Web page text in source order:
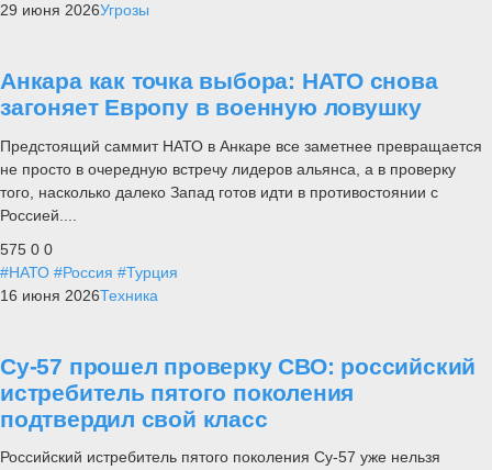
29 июня 2026Угрозы
Анкара как точка выбора: НАТО снова
загоняет Европу в военную ловушку
Предстоящий саммит НАТО в Анкаре все заметнее превращается
не просто в очередную встречу лидеров альянса, а в проверку
того, насколько далеко Запад готов идти в противостоянии с
Россией....
575 0 0
#НАТО #Россия #Турция
16 июня 2026Техника
Су-57 прошел проверку СВО: российский
истребитель пятого поколения
подтвердил свой класс
Российский истребитель пятого поколения Су-57 уже нельзя